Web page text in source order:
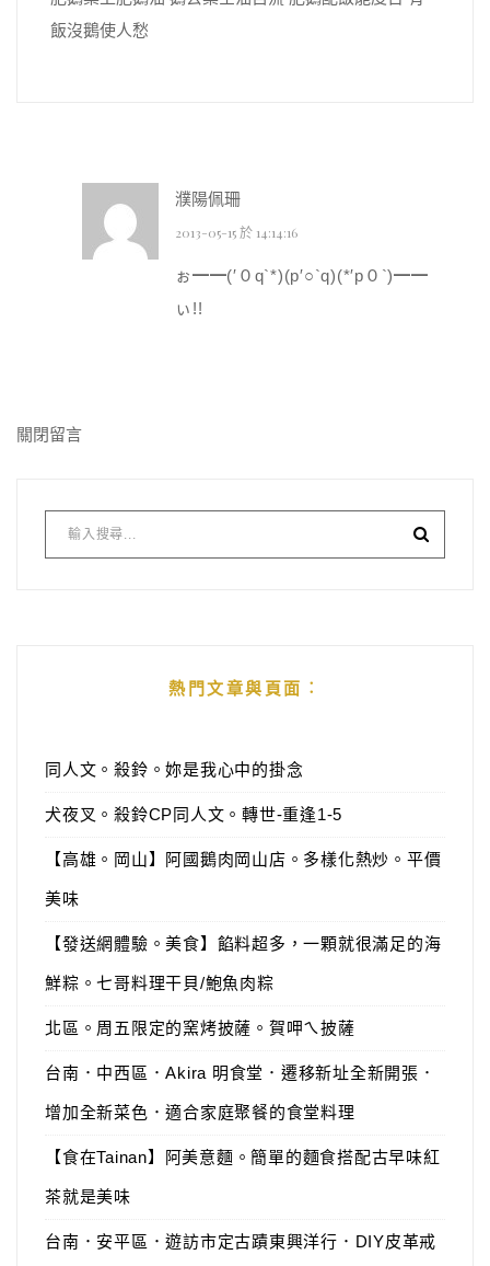
飯沒鵝使人愁
濮陽佩珊
2013-05-15 於 14:14:16
ぉ━━(′０q`*)(p′○`q)(*′p０`)━━
ぃ!!
關閉留言
熱門文章與頁面︰
同人文。殺鈴。妳是我心中的掛念
犬夜叉。殺鈴CP同人文。轉世-重逢1-5
【高雄。岡山】阿國鵝肉岡山店。多樣化熱炒。平價
美味
【發送網體驗。美食】餡料超多，一顆就很滿足的海
鮮粽。七哥料理干貝/鮑魚肉粽
北區。周五限定的窯烤披薩。賀呷ㄟ披薩
台南．中西區．Akira 明食堂．遷移新址全新開張．
增加全新菜色．適合家庭聚餐的食堂料理
【食在Tainan】阿美意麵。簡單的麵食搭配古早味紅
茶就是美味
台南．安平區．遊訪市定古蹟東興洋行．DIY皮革戒